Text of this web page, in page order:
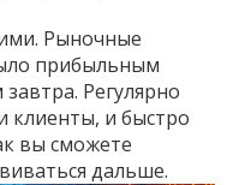
Рыночные
прибыльным
Регулярно
клиенты, и быстро
вы сможете
дальше.